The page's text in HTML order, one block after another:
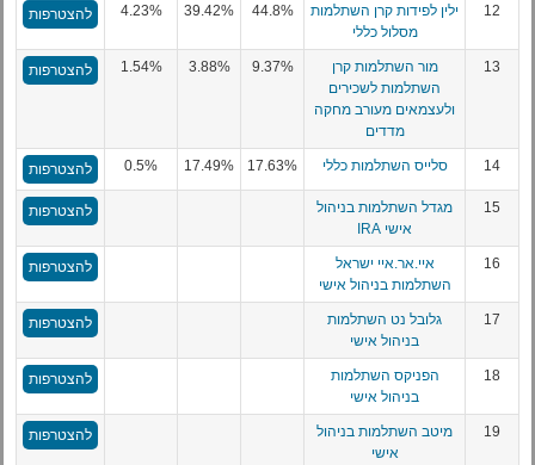
12
ילין לפידות קרן השתלמות
מסלול כללי
44.8%
39.42%
4.23% להצטרפות
13
מור השתלמות קרן
השתלמות לשכירים
ולעצמאים מעורב מחקה
מדדים
9.37%
3.88%
1.54% להצטרפות
14 סלייס השתלמות כללי 17.63%
17.49%
0.5% להצטרפות
15
מגדל השתלמות בניהול
אישי IRA
להצטרפות
16
איי.אר.איי ישראל
השתלמות בניהול אישי
להצטרפות
17
גלובל נט השתלמות
בניהול אישי
להצטרפות
18
הפניקס השתלמות
בניהול אישי
להצטרפות
19
מיטב השתלמות בניהול
אישי
להצטרפות